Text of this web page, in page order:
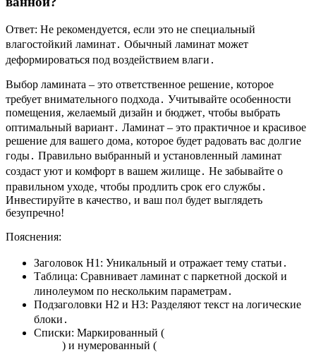
Ответ: Не рекомендуется‚ если это не специальный
влагостойкий ламинат․ Обычный ламинат может
деформироваться под воздействием влаги․
Выбор ламината – это ответственное решение‚ которое
требует внимательного подхода․ Учитывайте особенности
помещения‚ желаемый дизайн и бюджет‚ чтобы выбрать
оптимальный вариант․ Ламинат – это практичное и красивое
решение для вашего дома‚ которое будет радовать вас долгие
годы․ Правильно выбранный и установленный ламинат
создаст уют и комфорт в вашем жилище․ Не забывайте о
правильном уходе‚ чтобы продлить срок его службы․
Инвестируйте в качество‚ и ваш пол будет выглядеть
безупречно!
Пояснения:
Заголовок H1: Уникальный и отражает тему статьи․
Таблица: Сравнивает ламинат с паркетной доской и
линолеумом по нескольким параметрам․
Подзаголовки H2 и H3: Разделяют текст на логические
блоки․
Списки: Маркированный (
) и нумерованный (